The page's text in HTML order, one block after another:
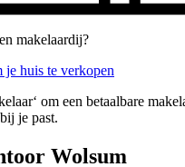
makelaardij?
je huis te verkopen
om een betaalbare
je past.
Wolsum